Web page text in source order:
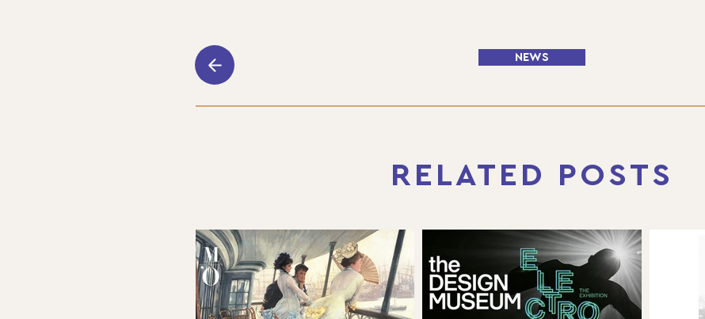
NEWS
RELATED POSTS